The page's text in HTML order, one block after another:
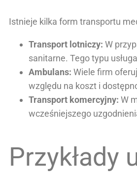
Istnieje kilka form transportu
Transport lotniczy: W
sanitarne. Tego typu
Ambulans: Wiele firm
względu na koszt i
Transport komercyjny: W
wcześniejszego
Przykłady